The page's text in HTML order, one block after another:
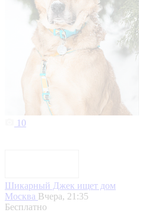
10
Шикарный Джек ищет дом
Москва Вчера, 21:35
Бесплатно